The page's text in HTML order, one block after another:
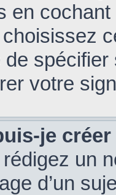
en
votre
je
un
d’un